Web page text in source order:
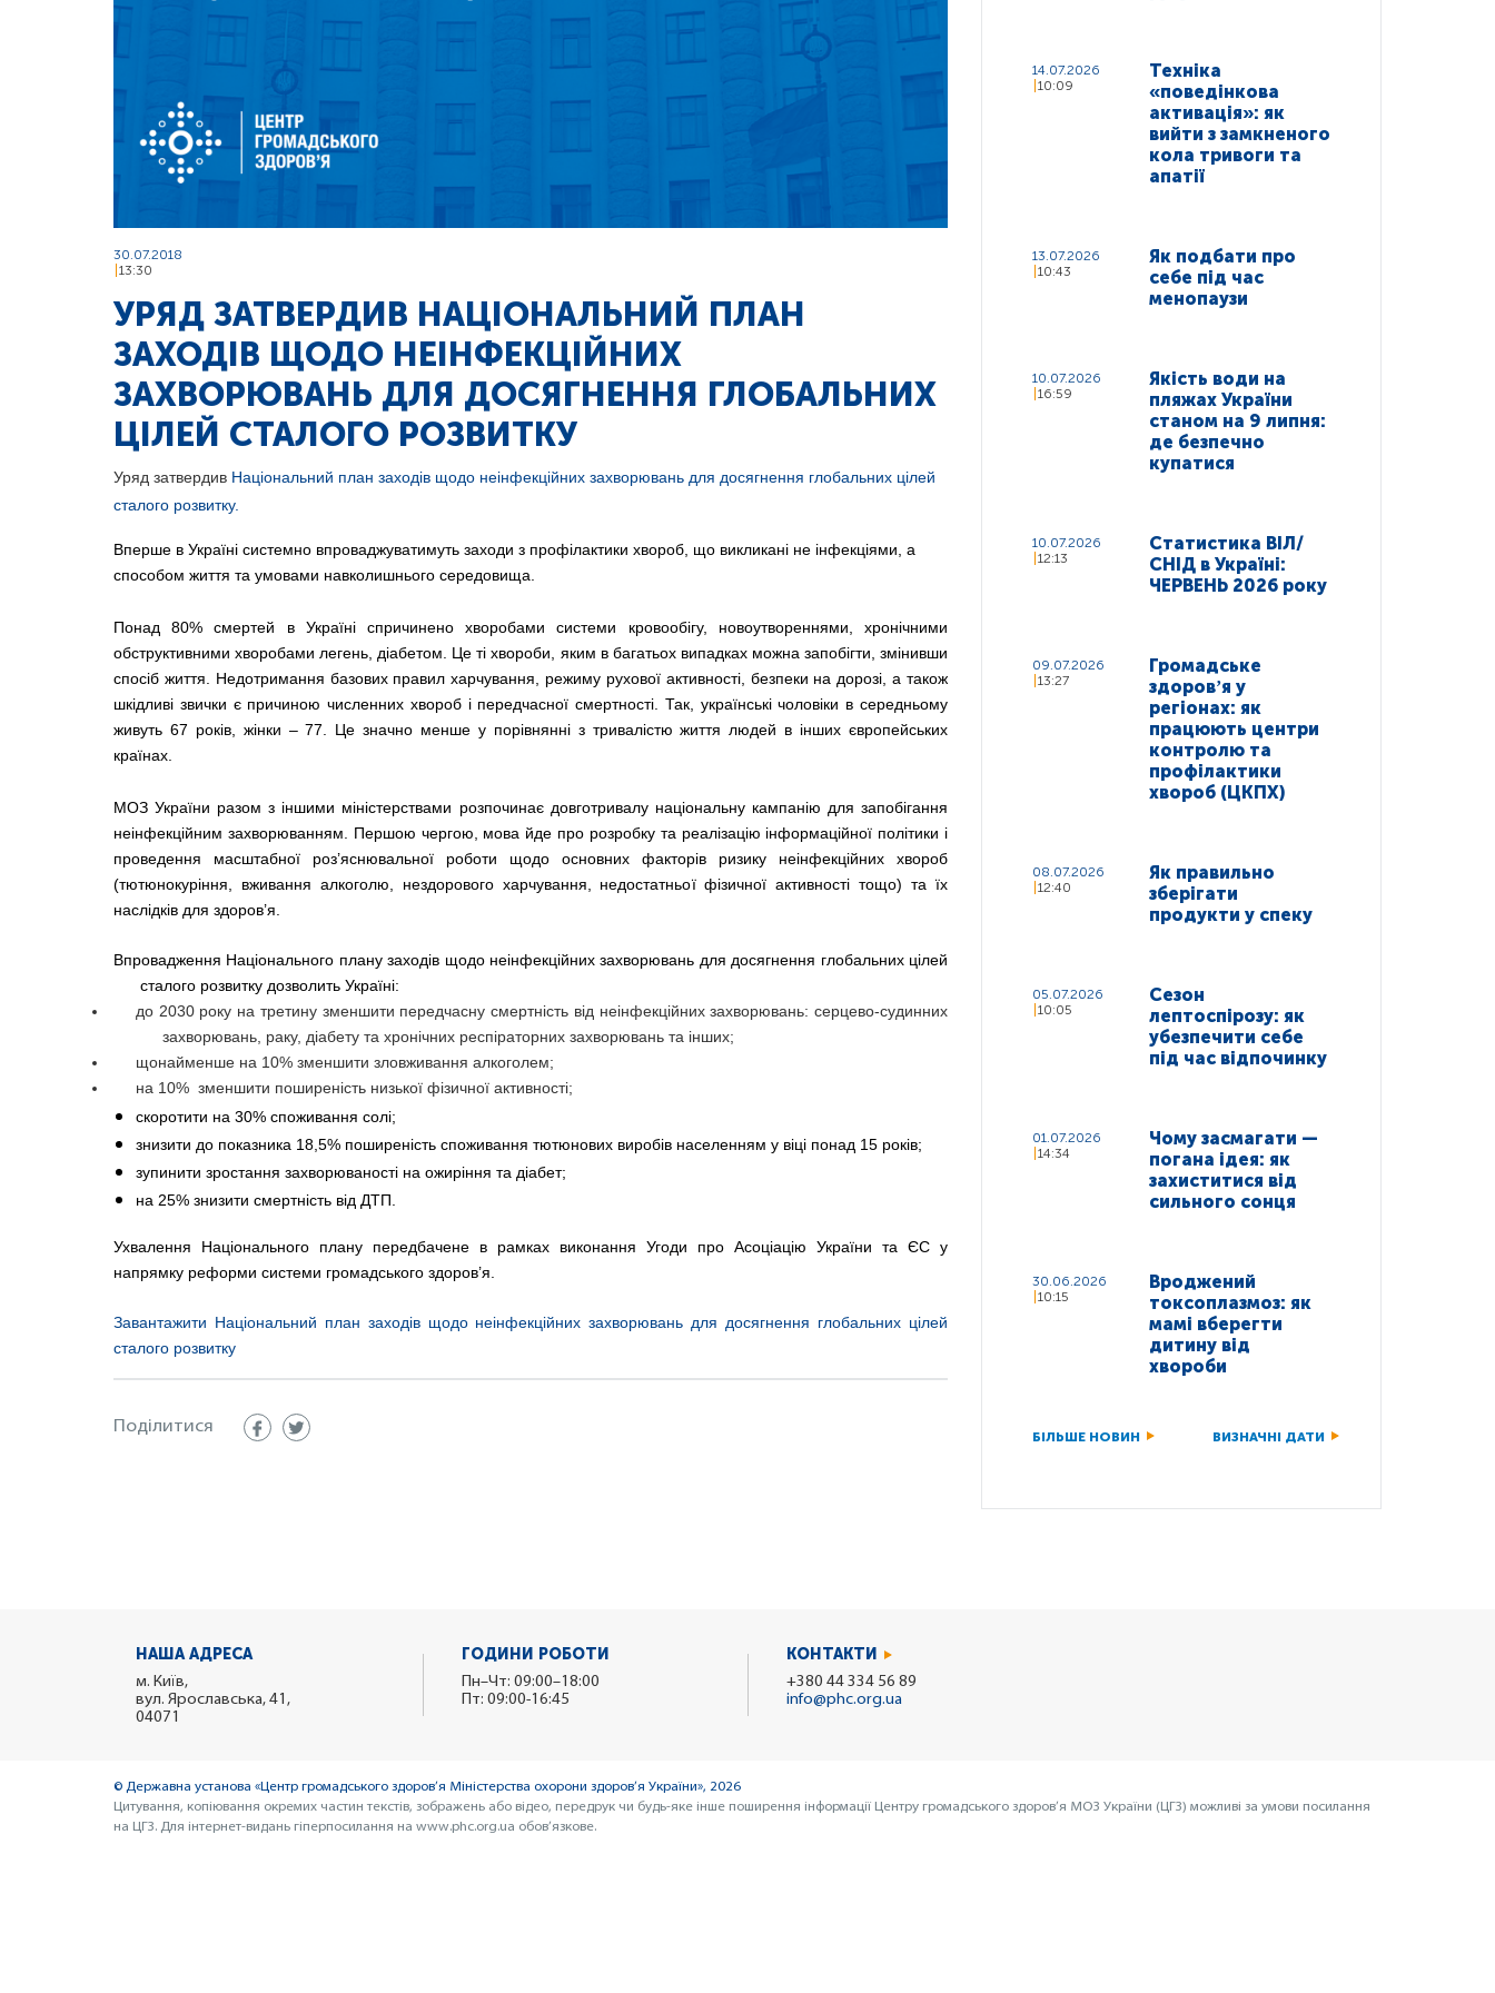
30.07.2018
13:30
УРЯД ЗАТВЕРДИВ НАЦІОНАЛЬНИЙ ПЛАН
ЗАХОДІВ ЩОДО НЕІНФЕКЦІЙНИХ
ЗАХВОРЮВАНЬ ДЛЯ ДОСЯГНЕННЯ ГЛОБАЛЬНИХ
ЦІЛЕЙ СТАЛОГО РОЗВИТКУ
Уряд затвердив Національний план заходів щодо неінфекційних захворювань для досягнення глобальних цілей
сталого розвитку.
Вперше в Україні системно впроваджуватимуть заходи з профілактики хвороб, що викликані не інфекціями, а
способом життя та умовами навколишнього середовища.
Понад 80% смертей в Україні спричинено хворобами системи кровообігу, новоутвореннями, хронічними
обструктивними хворобами легень, діабетом. Це ті хвороби, яким в багатьох випадках можна запобігти, змінивши
спосіб життя. Недотримання базових правил харчування, режиму рухової активності, безпеки на дорозі, а також
шкідливі звички є причиною численних хвороб і передчасної смертності. Так, українські чоловіки в середньому
живуть 67 років, жінки – 77. Це значно менше у порівнянні з тривалістю життя людей в інших європейських
країнах.
МОЗ України разом з іншими міністерствами розпочинає довготривалу національну кампанію для запобігання
неінфекційним захворюванням. Першою чергою, мова йде про розробку та реалізацію інформаційної політики і
проведення масштабної роз’яснювальної роботи щодо основних факторів ризику неінфекційних хвороб
(тютюнокуріння, вживання алкоголю, нездорового харчування, недостатньої фізичної активності тощо) та їх
наслідків для здоров’я.
Впровадження Національного плану заходів щодо неінфекційних захворювань для досягнення глобальних цілей
сталого розвитку дозволить Україні:
до 2030 року на третину зменшити передчасну смертність від неінфекційних захворювань: серцево-судинних
захворювань, раку, діабету та хронічних респіраторних захворювань та інших;
щонайменше на 10% зменшити зловживання алкоголем;
на 10%  зменшити поширеність низької фізичної активності;
скоротити на 30% споживання солі;
знизити до показника 18,5% поширеність споживання тютюнових виробів населенням у віці понад 15 років;
зупинити зростання захворюваності на ожиріння та діабет;
на 25% знизити смертність від ДТП.
Ухвалення Національного плану передбачене в рамках виконання Угоди про Асоціацію України та ЄС у
напрямку реформи системи громадського здоров’я.
Завантажити Національний план заходів щодо неінфекційних захворювань для досягнення глобальних цілей
сталого розвитку
Поділитися
14.07.2026
10:09
Техніка
«поведінкова
активація»: як
вийти з замкненого
кола тривоги та
апатії
13.07.2026
10:43
Як подбати про
себе під час
менопаузи
10.07.2026
16:59
Якість води на
пляжах України
станом на 9 липня:
де безпечно
купатися
10.07.2026
12:13
Статистика ВІЛ/
СНІД в Україні:
ЧЕРВЕНЬ 2026 року
09.07.2026
13:27
Громадське
здоровʼя у
регіонах: як
працюють центри
контролю та
профілактики
хвороб (ЦКПХ)
08.07.2026
12:40
Як правильно
зберігати
продукти у спеку
05.07.2026
10:05
Сезон
лептоспірозу: як
убезпечити себе
під час відпочинку
01.07.2026
14:34
Чому засмагати —
погана ідея: як
захиститися від
сильного сонця
30.06.2026
10:15
Вроджений
токсоплазмоз: як
мамі вберегти
дитину від
хвороби
БІЛЬШЕ НОВИН ВИЗНАЧНІ ДАТИ
НАША АДРЕСА
м. Київ,
вул. Ярославська, 41,
04071
ГОДИНИ РОБОТИ
Пн–Чт: 09:00–18:00
Пт: 09:00-16:45
КОНТАКТИ
+380 44 334 56 89
info@phc.org.ua
© Державна установа «Центр громадського здоров’я Міністерства охорони здоров’я України», 2026
Цитування, копіювання окремих частин текстів, зображень або відео, передрук чи будь-яке інше поширення інформації Центру громадського здоров’я МОЗ України (ЦГЗ) можливі за умови посилання
на ЦГЗ. Для інтернет-видань гіперпосилання на www.phc.org.ua обов’язкове.